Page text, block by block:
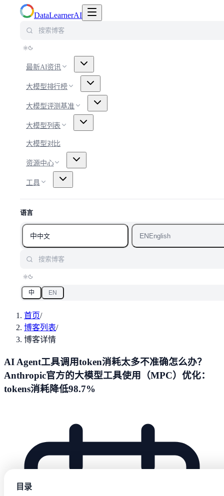
DataLearnerAI
最新AI资讯
大模型排行榜
大模型评测基准
大模型列表
大模型对比
资源中心
工具
语言
中中文 ENEnglish
中 EN
目录
首页/
博客列表/
博客详情
AI Agent工具调用token消耗太多不准确怎么办？
Anthropic官方的大模型工具使用（MPC）优化：
tokens消耗降低98.7%